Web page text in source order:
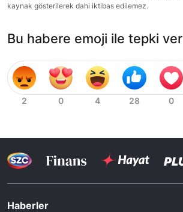
kaynak gösterilerek dahi iktibas edilemez.
Bu habere emoji ile tepki ver
Haberler